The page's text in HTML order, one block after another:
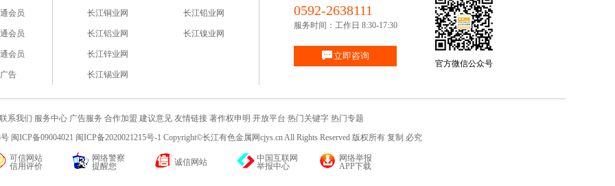
会员
会员
会员
告
长江铜业网
长江铝业网
长江锌业网
长江锡业网
长江铅业网
长江镍业网
0592-2638111
服务时间：工作日 8:30-17:30
立即咨询
官方微信公众号
联系我们 服务中心 广告服务 合作加盟 建议意见 友情链接 著作权申明 开放平台 热门关键字 热门专题
闽ICP备09004021 闽ICP备2020021215号-1 Copyright©长江有色金属网cjys.cn All Rights Reserved 版权所有 复制 必究
可信网站
信用评价
网络警察
提醒您
诚信网站
中国互联网
举报中心
网络举报
APP下载